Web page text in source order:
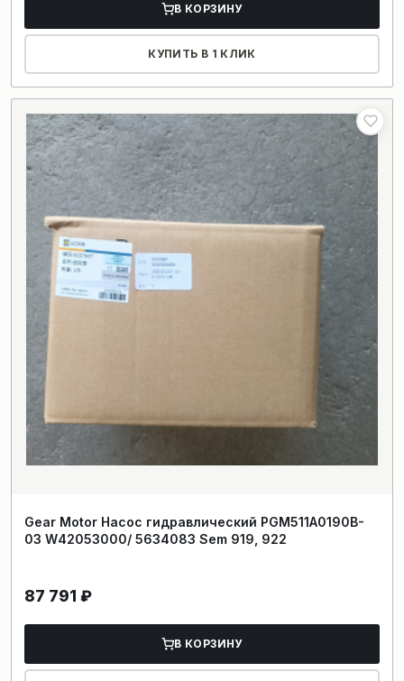
В КОРЗИНУ
КУПИТЬ В 1 КЛИК
Gear Motor Насос гидравлический PGM511A0190B-
03 W42053000/ 5634083 Sem 919, 922
87 791 ₽
В КОРЗИНУ